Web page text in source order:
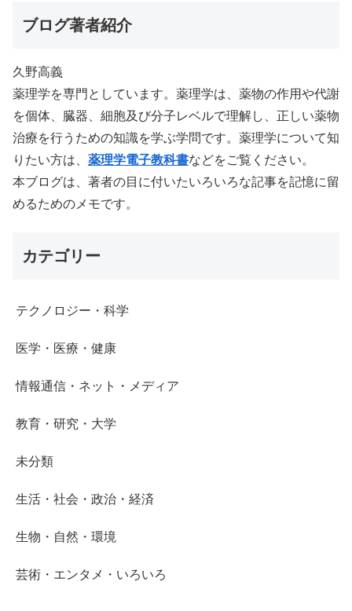
ブログ著者紹介
久野高義
薬理学を専門としています。薬理学は、薬物の作用や代謝
を個体、臓器、細胞及び分子レベルで理解し、正しい薬物
治療を行うための知識を学ぶ学問です。薬理学について知
りたい方は、 薬理学電子教科書などをご覧ください。
本ブログは、著者の目に付いたいろいろな記事を記憶に留
めるためのメモです。
カテゴリー
テクノロジー・科学
医学・医療・健康
情報通信・ネット・メディア
教育・研究・大学
未分類
生活・社会・政治・経済
生物・自然・環境
芸術・エンタメ・いろいろ